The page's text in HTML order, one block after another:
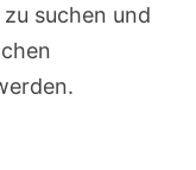
suchen und